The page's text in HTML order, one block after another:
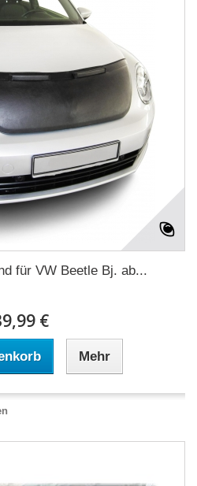
für VW Beetle Bj. ab...
€
Mehr